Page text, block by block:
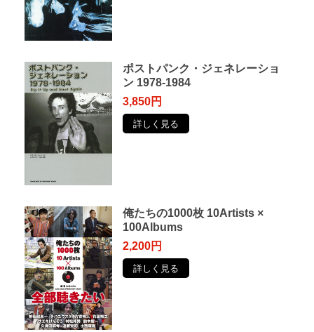
ポストパンク・ジェネレーショ
ン 1978-1984
3,850円
詳しく見る
俺たちの1000枚 10Artists ×
100Albums
2,200円
詳しく見る